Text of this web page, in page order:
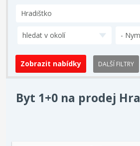
hledat v okolí -
DALŠÍ FILTRY
Byt 1+0 na prodej